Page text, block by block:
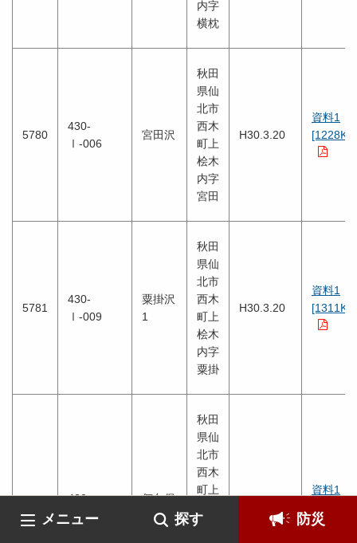
メニュー 探す 防災
内字
横枕
5780
430-
Ⅰ-006
宮田沢
秋田
県仙
北市
西木
町上
桧木
内字
宮田
H30.3.20
資料1
[1228KB]
5781
430-
Ⅰ-009
粟掛沢
1
秋田
県仙
北市
西木
町上
桧木
内字
粟掛
H30.3.20
資料1
[1311KB]
430-
Ⅱ-006
何久保
沢2
秋田
県仙
北市
西木
町上
内字
資料1